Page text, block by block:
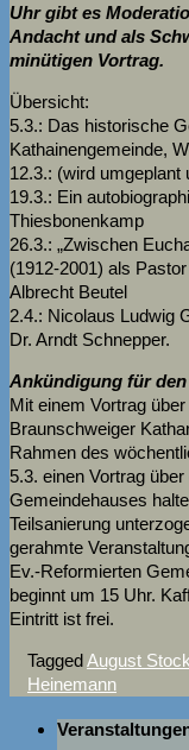
Uhr gibt es
Andacht und als
minütigen Vortrag.
Übersicht:
5.3.: Das historische
Kathainengemeinde,
12.3.: (wird umgeplant
19.3.: Ein
Thiesbonenkamp
26.3.: „Zwischen
(1912-2001) als
Albrecht Beutel
2.4.: Nicolaus Ludwig
Dr. Arndt Schnepper.
Ankündigung für den
Mit einem Vortrag
Braunschweiger
Rahmen des
5.3. einen Vortrag
Gemeindehauses
Teilsanierung
gerahmte
Ev.-Reformierten
beginnt um 15 Uhr.
Eintritt ist frei.
TaggedAugust Stock
Heinemann